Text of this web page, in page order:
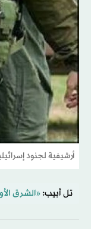
أرشيفية لجنود
تل أبيب: «الشرق